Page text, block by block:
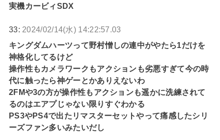
実機カービィSDX
33: 2024/02/14(水) 14:22:57.03
キングダムハーツって野村憎しの連中がやたら1だけを
神格化してるけど
操作性もカメラワークもアクションも劣悪すぎて今の時
代に触ったら神ゲーとかありえないわ
2FMや3の方が操作性もアクションも遥かに洗練されて
るのはエアプじゃない限りすぐわかる
PS3やPS4で出たリマスターセットやって痛感したシリ
ーズファン多いみたいだし